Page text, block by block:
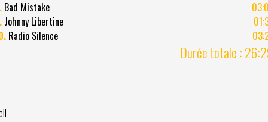
Bad Mistake
Johnny Libertine
Radio Silence
Durée totale :